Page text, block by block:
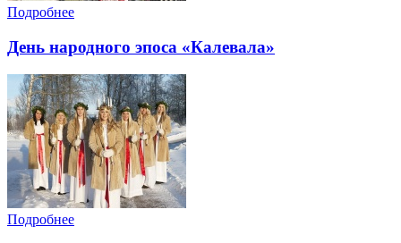
Подробнее
День народного эпоса «Калевала»
Подробнее